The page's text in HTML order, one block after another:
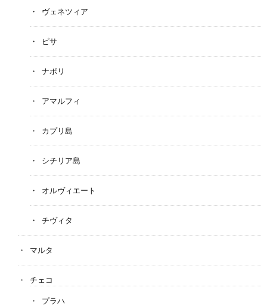
ヴェネツィア
ピサ
ナポリ
アマルフィ
カプリ島
シチリア島
オルヴィエート
チヴィタ
マルタ
チェコ
プラハ